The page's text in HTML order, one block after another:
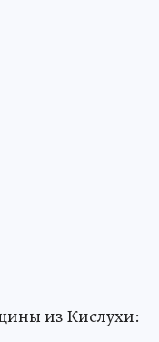
из Кислухи: